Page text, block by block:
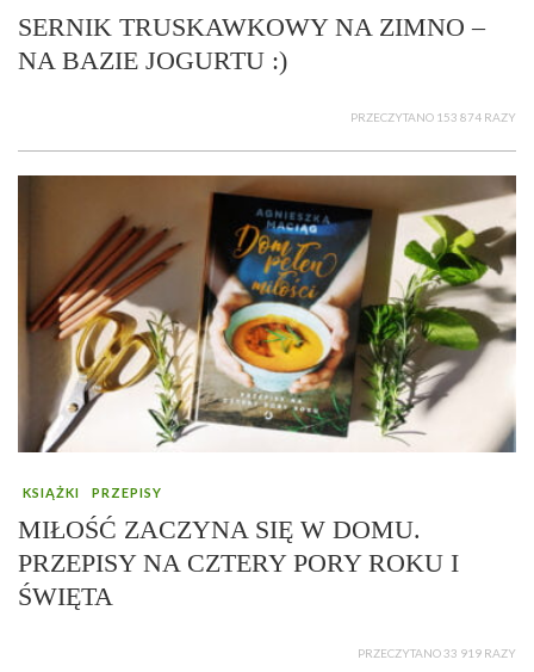
SERNIK TRUSKAWKOWY NA ZIMNO –
NA BAZIE JOGURTU :)
PRZECZYTANO 153 874 RAZY
KSIĄŻKI PRZEPISY
MIŁOŚĆ ZACZYNA SIĘ W DOMU.
PRZEPISY NA CZTERY PORY ROKU I
ŚWIĘTA
PRZECZYTANO 33 919 RAZY